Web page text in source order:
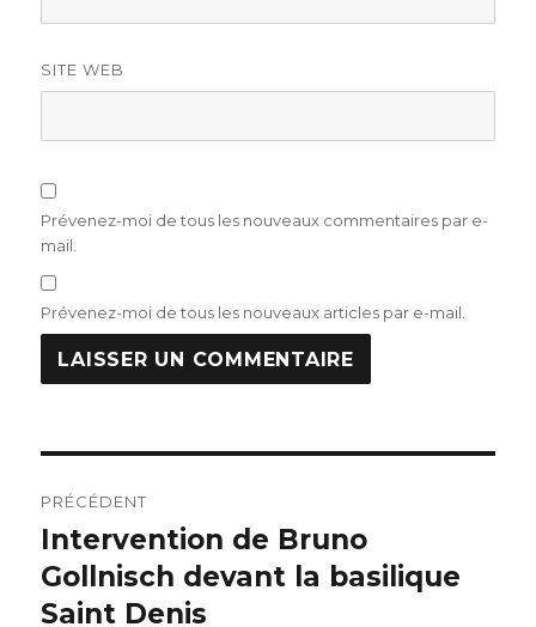
SITE WEB
Prévenez-moi de tous les nouveaux commentaires par e-
mail.
Prévenez-moi de tous les nouveaux articles par e-mail.
de
l’article
PRÉCÉDENT
Publication
précédente :
Intervention de Bruno
Gollnisch devant la basilique
Saint Denis